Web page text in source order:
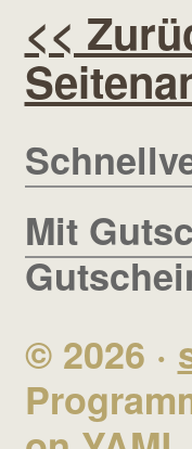
<<
Mit
© 2026 ·